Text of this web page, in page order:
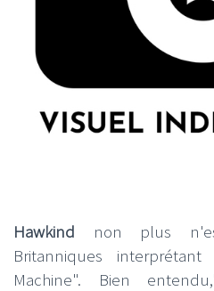
Hawkind
non plus
Britanniques
Machine". Bien